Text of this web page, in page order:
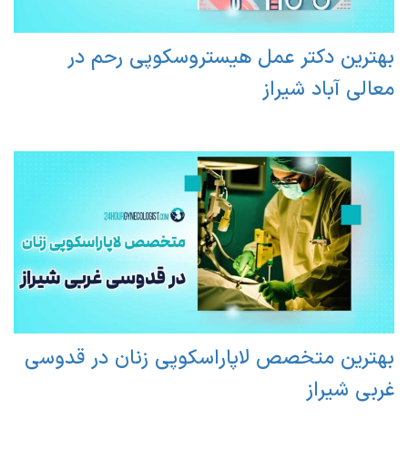
بهترین دکتر عمل هیستروسکوپی رحم در
معالی آباد شیراز
بهترین متخصص لاپاراسکوپی زنان در قدوسی
غربی شیراز